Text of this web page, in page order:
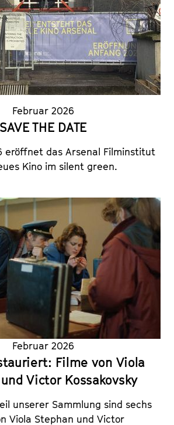
Februar 2026
SAVE THE DATE
eröffnet das Arsenal Filminstitut
Kino im silent green.
Februar 2026
Filme von Viola
Victor Kossakovsky
unserer Sammlung sind sechs
Viola Stephan und Victor